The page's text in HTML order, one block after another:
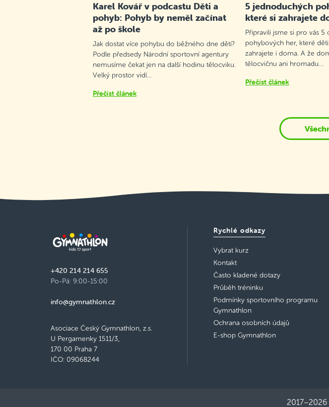
Karel Kovář v podcastu Děti a
pohyb: Pohyb by neměl začínat
až po škole
Jak dostat více pohybu do běžného dne dětí?
Podle předsedy Národní sportovní agentury
nemusíme čekat jen na další hodinu tělocviku.
Velký prostor vidí…
Přečíst článek
5 jednoduchých
které si zahrajete
Připravili jsme si pro vás 5
pohybových her, které
zahrajete i doma. A že
tělocvičnu ani hromadu…
Přečíst článek
+420 214 214 655
Po-Pá: 9:00-15:00
info@gymnathlon.cz
Asociace Český Gymnathlon, z.s.
U Pergamenky 1511/3,
170 00 Praha 7
IČO: 09068244
Rychlé odkazy
Vybrat kurz
Kontakt
Často kladené dotazy
Průběh tréninku
Podmínky sportovního programu
Gymnathlon
Ochrana osobních údajů
E-shop Gymnathlon
2017–2026